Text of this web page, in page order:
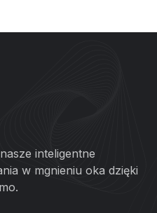
inteligentne
w mgnieniu oka dzięki